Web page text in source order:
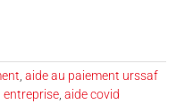
aide au paiement urssaf
entreprise aide covid